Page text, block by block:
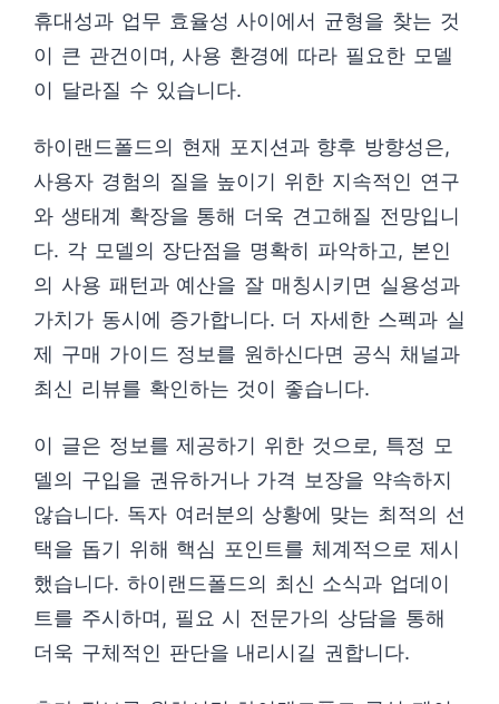
휴대성과 업무 효율성 사이에서 균형을 찾는 것
이 큰 관건이며, 사용 환경에 따라 필요한 모델
이 달라질 수 있습니다.
하이랜드폴드의 현재 포지션과 향후 방향성은,
사용자 경험의 질을 높이기 위한 지속적인 연구
와 생태계 확장을 통해 더욱 견고해질 전망입니
다. 각 모델의 장단점을 명확히 파악하고, 본인
의 사용 패턴과 예산을 잘 매칭시키면 실용성과
가치가 동시에 증가합니다. 더 자세한 스펙과 실
제 구매 가이드 정보를 원하신다면 공식 채널과
최신 리뷰를 확인하는 것이 좋습니다.
이 글은 정보를 제공하기 위한 것으로, 특정 모
델의 구입을 권유하거나 가격 보장을 약속하지
않습니다. 독자 여러분의 상황에 맞는 최적의 선
택을 돕기 위해 핵심 포인트를 체계적으로 제시
했습니다. 하이랜드폴드의 최신 소식과 업데이
트를 주시하며, 필요 시 전문가의 상담을 통해
더욱 구체적인 판단을 내리시길 권합니다.